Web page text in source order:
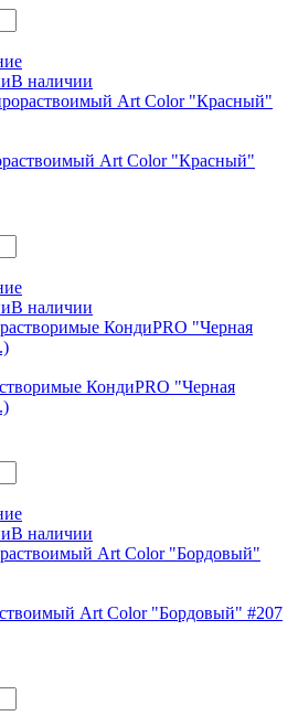
В наличии
Art Color "Красный"
В наличии
КондиPRO "Черная
В наличии
Art Color "Бордовый" #207